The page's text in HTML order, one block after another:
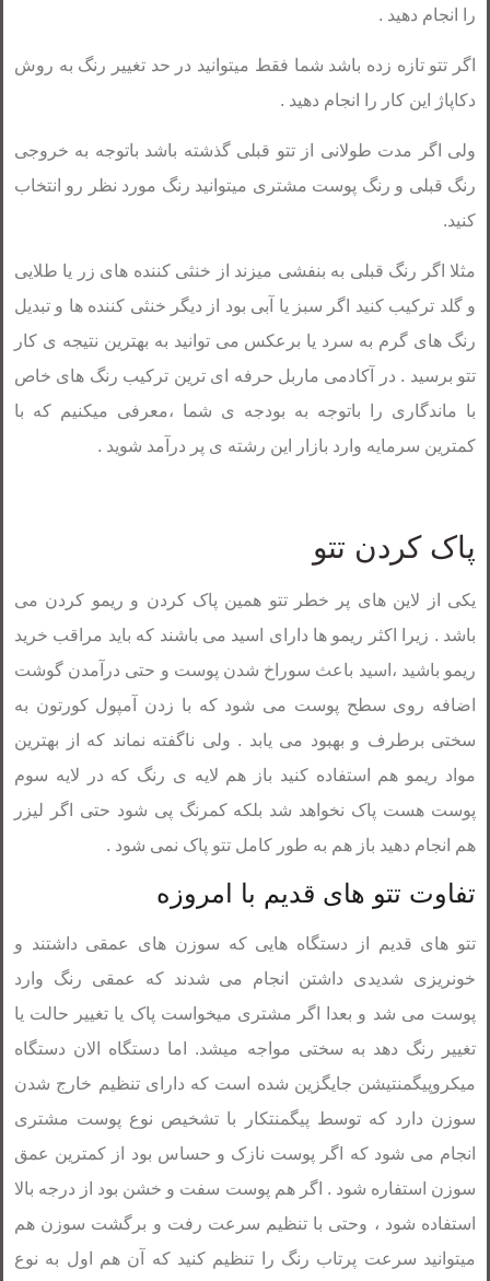
را انجام دهید .
اگر تتو تازه زده باشد شما فقط میتوانید در حد تغییر رنگ به روش
دکاپاژ این کار را انجام دهید .
ولی اگر مدت طولانی از تتو قبلی گذشته باشد باتوجه به خروجی
رنگ قبلی و رنگ پوست مشتری میتوانید رنگ مورد نظر رو انتخاب
کنید.
مثلا اگر رنگ قبلی به بنفشی میزند از خنثی کننده های زر یا طلایی
و گلد ترکیب کنید اگر سبز یا آبی بود از دیگر خنثی کننده ها و تبدیل
رنگ های گرم به سرد یا برعکس می توانید به بهترین نتیجه ی کار
تتو برسید . در آکادمی ماربل حرفه ای ترین ترکیب رنگ های خاص
با ماندگاری را باتوجه به بودجه ی شما ،معرفی میکنیم که با
کمترین سرمایه وارد بازار این رشته ی پر درآمد شوید .
پاک کردن تتو
یکی از لاین های پر خطر تتو همین پاک کردن و ریمو کردن می
باشد . زیرا اکثر ریمو ها دارای اسید می باشند که باید مراقب خرید
ریمو باشید ،اسید باعث سوراخ شدن پوست و حتی درآمدن گوشت
اضافه روی سطح پوست می شود که با زدن آمپول کورتون به
سختی برطرف و بهبود می یابد . ولی ناگفته نماند که از بهترین
مواد ریمو هم استفاده کنید باز هم لایه ی رنگ که در لایه سوم
پوست هست پاک نخواهد شد بلکه کمرنگ پی شود حتی اگر لیزر
هم انجام دهید باز هم به طور کامل تتو پاک نمی شود .
تفاوت تتو های قدیم با امروزه
تتو های قدیم از دستگاه هایی که سوزن های عمقی داشتند و
خونریزی شدیدی داشتن انجام می شدند که عمقی رنگ وارد
پوست می شد و بعدا اگر مشتری میخواست پاک یا تغییر حالت یا
تغییر رنگ دهد به سختی مواجه میشد. اما دستگاه الان دستگاه
میکروپیگمنتیشن جایگزین شده است که دارای تنظیم خارج شدن
سوزن دارد که توسط پیگمنتکار با تشخیص نوع پوست مشتری
انجام می شود که اگر پوست نازک و حساس بود از کمترین عمق
سوزن استفاره شود . اگر هم پوست سفت و خشن بود از درجه بالا
استفاده شود ، وحتی با تنظیم سرعت رفت و برگشت سوزن هم
میتوانید سرعت پرتاب رنگ را تنظیم کنید که آن هم اول به نوع